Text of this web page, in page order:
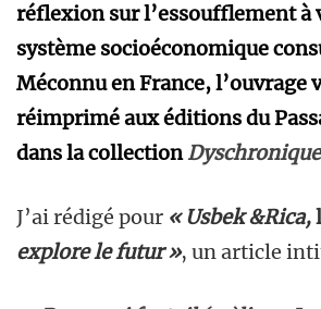
réflexion sur l’essoufflement à
système socioéconomique
Méconnu en France, l’ouvrage
réimprimé aux éditions du
dans la collection
J’ai rédigé pour « Usbek &Rica,l
explore le futur », un article